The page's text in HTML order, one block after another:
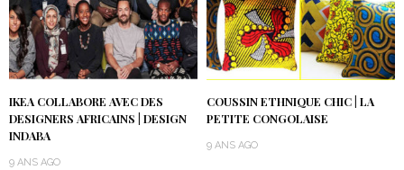
IKEA COLLABORE AVEC DES
DESIGNERS AFRICAINS | DESIGN
INDABA
9 ANS AGO
COUSSIN ETHNIQUE CHIC | LA
PETITE CONGOLAISE
9 ANS AGO